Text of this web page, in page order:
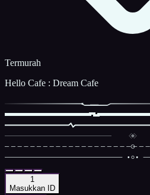
Termurah
Hello Cafe : Dream Cafe
1
Masukkan ID